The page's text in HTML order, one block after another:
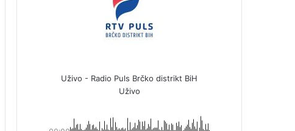
Uživo - Radio Puls Brčko distrikt BiH
Uživo